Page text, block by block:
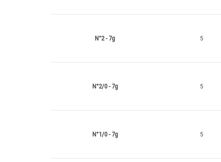
N°2 - 7g 5
N°2/0 - 7g 5
N°1/0 - 7g 5